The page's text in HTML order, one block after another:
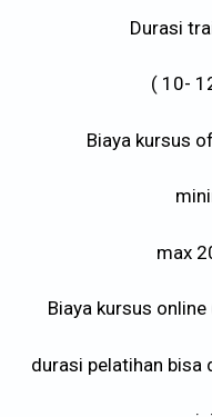
Durasi
( 10-
Biaya kursus
max
Biaya kursus
durasi pelatihan bisa